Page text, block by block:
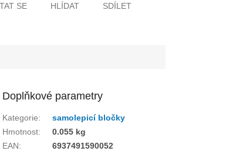
SE HLÍDAT SDÍLET
Doplňkové parametry
Kategorie:
samolepicí bločky
Hmotnost:
0.055 kg
EAN: 6937491590052